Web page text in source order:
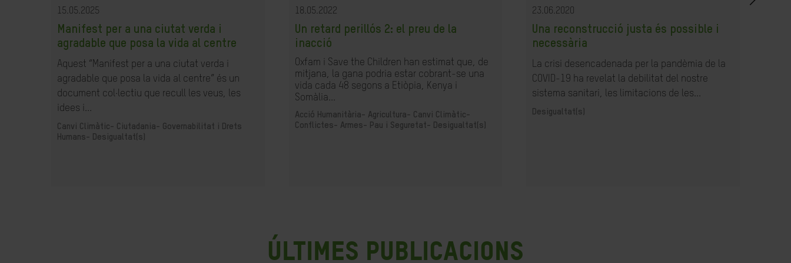
15.05.2025
Manifest per a una ciutat verda i
agradable que posa la vida al centre
Aquest “Manifest per a una ciutat verda i
agradable que posa la vida al centre” és un
document col·lectiu que recull les veus, les
idees i...
Canvi Climàtic- Ciutadania- Governabilitat i Drets
Humans- Desigualtat(s)
18.05.2022
Un retard perillós 2: el preu de la
inacció
Oxfam i Save the Children han estimat que, de
mitjana, la gana podria estar cobrant-se una
vida cada 48 segons a Etiòpia, Kenya i
Somàlia...
Acció Humanitària- Agricultura- Canvi Climàtic-
Conflictes- Armes- Pau i Seguretat- Desigualtat(s)
23.06.2020
Una reconstrucció justa és possible i
necessària
La crisi desencadenada per la pandèmia de la
COVID-19 ha revelat la debilitat del nostre
sistema sanitari, les limitacions de les...
Desigualtat(s)
últimes publicacions